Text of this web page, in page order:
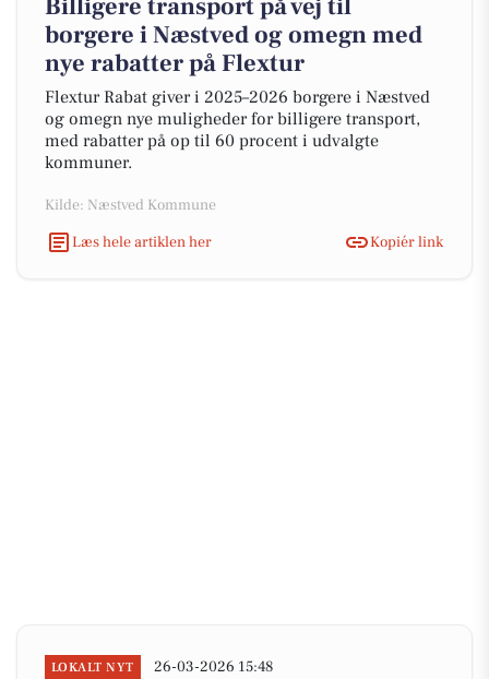
Billigere transport på vej til
borgere i Næstved og omegn med
nye rabatter på Flextur
Flextur Rabat giver i 2025–2026 borgere i Næstved
og omegn nye muligheder for billigere transport,
med rabatter på op til 60 procent i udvalgte
kommuner.
Kilde: Næstved Kommune
Læs hele artiklen her
Kopiér link
LOKALT NYT 26-03-2026 15:48